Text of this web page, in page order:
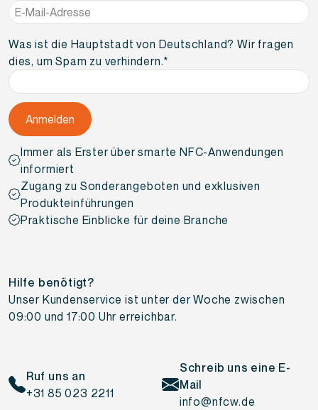
E-
Mail-
Adresse*
Was ist die Hauptstadt von Deutschland? Wir fragen
dies, um Spam zu verhindern.*
Immer als Erster über smarte NFC-Anwendungen
informiert
Zugang zu Sonderangeboten und exklusiven
Produkteinführungen
Praktische Einblicke für deine Branche
Hilfe benötigt?
Unser Kundenservice ist unter der Woche zwischen
09:00 und 17:00 Uhr erreichbar.
Ruf uns an
+31 85 023 2211
Schreib uns eine E-
Mail
info@nfcw.de